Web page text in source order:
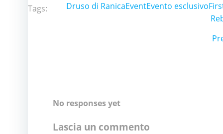
Tags: Druso di RanicaEventEvento esclusivo
No responses yet
Lascia un commento